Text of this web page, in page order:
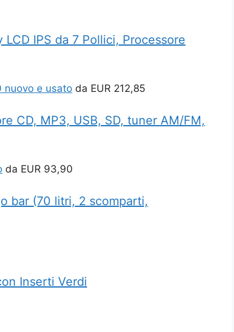
LCD IPS da 7 Pollici, Processore
nuovo e usato da EUR 212,85
CD, MP3, USB, SD, tuner AM/FM,
da EUR 93,90
bar (70 litri, 2 scomparti,
Inserti Verdi